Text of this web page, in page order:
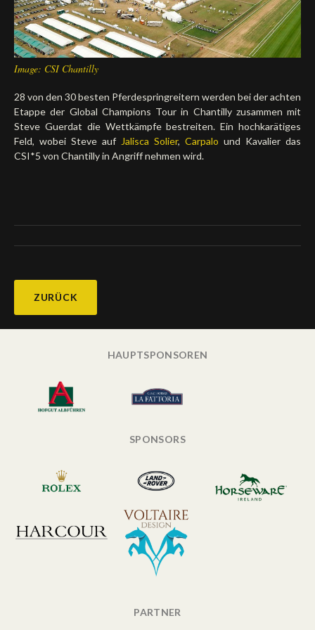
Deutsch
Image: CSI Chantilly
28 von den 30 besten Pferdespringreitern werden bei der achten
Etappe der Global Champions Tour in Chantilly zusammen mit
Steve Guerdat die Wettkämpfe bestreiten. Ein hochkarätiges
Feld, wobei Steve auf Jalisca Solier, Carpalo und Kavalier das
CSI*5 von Chantilly in Angriff nehmen wird.
ZURÜCK
HAUPTSPONSOREN
SPONSORS
PARTNER